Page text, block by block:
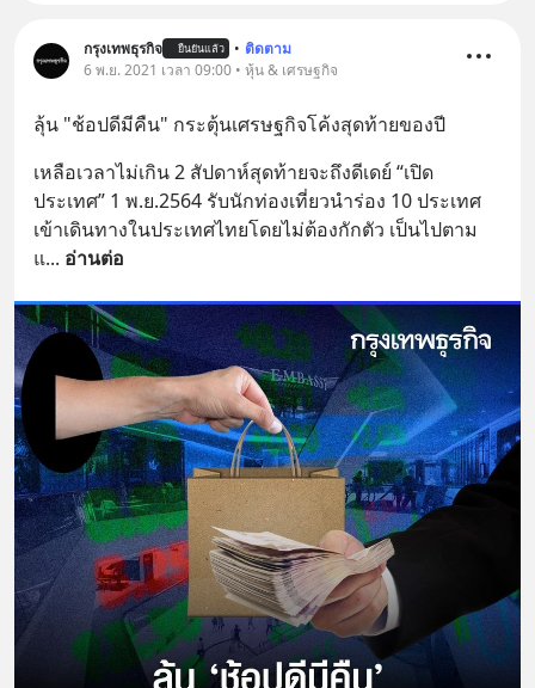
กรุงเทพธุรกิจ ยืนยันแล้ว • ติดตาม
6 พ.ย. 2021 เวลา 09:00 • หุ้น & เศรษฐกิจ
ลุ้น "ช้อปดีมีคืน" กระตุ้นเศรษฐกิจโค้งสุดท้ายของปี
เหลือเวลาไม่เกิน 2 สัปดาห์สุดท้ายจะถึงดีเดย์ “เปิด
ประเทศ” 1 พ.ย.2564 รับนักท่องเที่ยวนำร่อง 10 ประเทศ
เข้าเดินทางในประเทศไทยโดยไม่ต้องกักตัว เป็นไปตาม
แ... อ่านต่อ